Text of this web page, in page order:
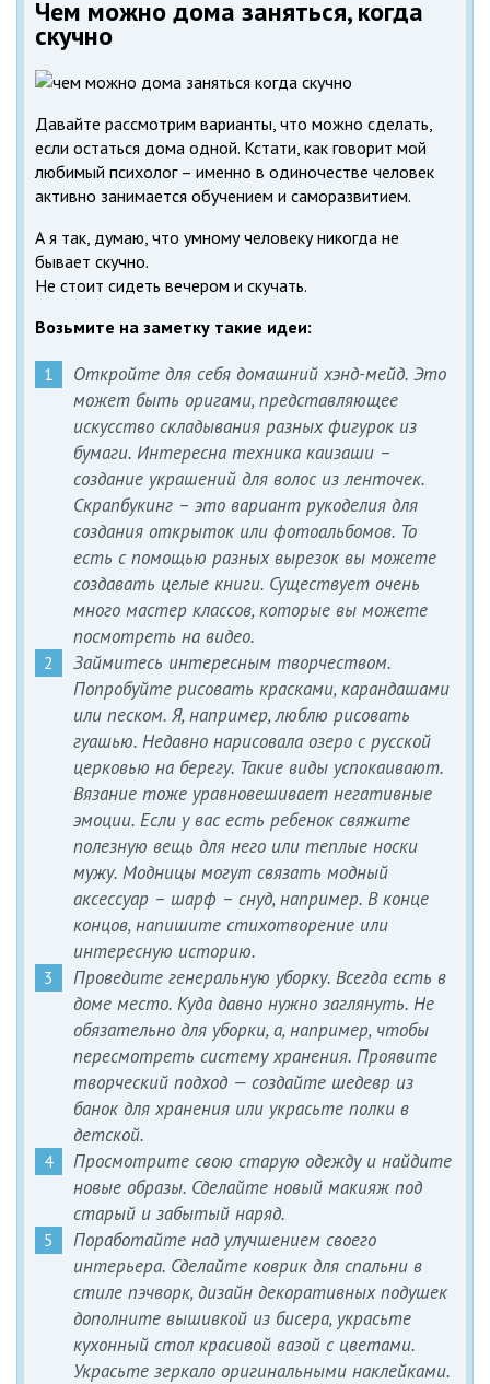
Чем можно дома заняться, когда
скучно
Давайте рассмотрим варианты, что можно сделать,
если остаться дома одной. Кстати, как говорит мой
любимый психолог – именно в одиночестве человек
активно занимается обучением и саморазвитием.
А я так, думаю, что умному человеку никогда не
бывает скучно.
Не стоит сидеть вечером и скучать.
Возьмите на заметку такие идеи:
Откройте для себя домашний хэнд-мейд. Это
может быть оригами, представляющее
искусство складывания разных фигурок из
бумаги. Интересна техника каизаши –
создание украшений для волос из ленточек.
Скрапбукинг – это вариант рукоделия для
создания открыток или фотоальбомов. То
есть с помощью разных вырезок вы можете
создавать целые книги. Существует очень
много мастер классов, которые вы можете
посмотреть на видео.
Займитесь интересным творчеством.
Попробуйте рисовать красками, карандашами
или песком. Я, например, люблю рисовать
гуашью. Недавно нарисовала озеро с русской
церковью на берегу. Такие виды успокаивают.
Вязание тоже уравновешивает негативные
эмоции. Если у вас есть ребенок свяжите
полезную вещь для него или теплые носки
мужу. Модницы могут связать модный
аксессуар – шарф – снуд, например. В конце
концов, напишите стихотворение или
интересную историю.
Проведите генеральную уборку. Всегда есть в
доме место. Куда давно нужно заглянуть. Не
обязательно для уборки, а, например, чтобы
пересмотреть систему хранения. Проявите
творческий подход — создайте шедевр из
банок для хранения или украсьте полки в
детской.
Просмотрите свою старую одежду и найдите
новые образы. Сделайте новый макияж под
старый и забытый наряд.
Поработайте над улучшением своего
интерьера. Сделайте коврик для спальни в
стиле пэчворк, дизайн декоративных подушек
дополните вышивкой из бисера, украсьте
кухонный стол красивой вазой с цветами.
Украсьте зеркало оригинальными наклейками.